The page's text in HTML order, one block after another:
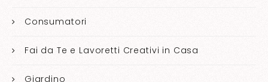
Consumatori
Fai da Te e Lavoretti Creativi in Casa
Giardino